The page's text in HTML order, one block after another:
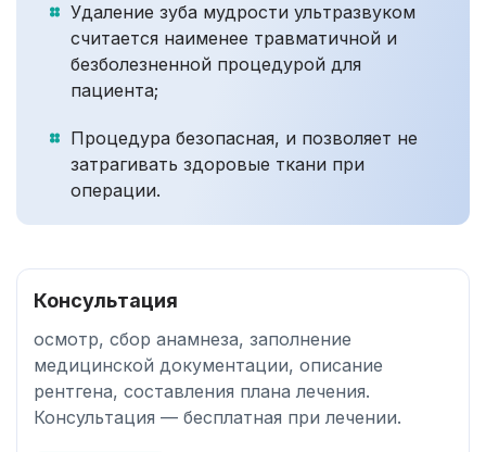
Удаление зуба мудрости ультразвуком
считается наименее травматичной и
безболезненной процедурой для
пациента;
Процедура безопасная, и позволяет не
затрагивать здоровые ткани при
операции.
Консультация
осмотр, сбор анамнеза, заполнение
медицинской документации, описание
рентгена, составления плана лечения.
Консультация — бесплатная при лечении.